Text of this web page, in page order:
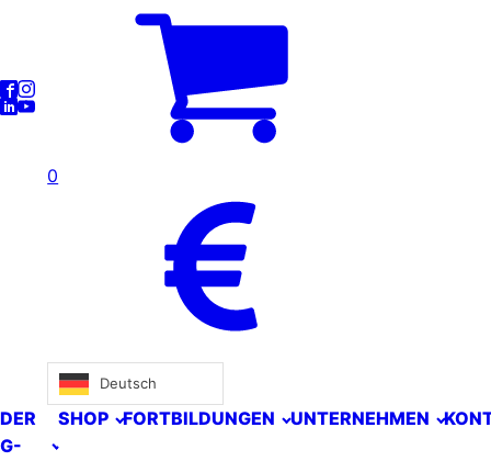
0
Deutsch
DER
G-
SHOP FORTBILDUNGEN UNTERNEHMEN